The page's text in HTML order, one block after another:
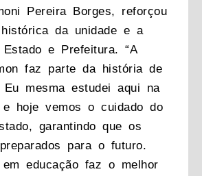
Pereira Borges, reforçou
da unidade e a
e Prefeitura. “A
faz parte da história de
Eu mesma estudei aqui na
hoje vemos o cuidado do
garantindo que os
para o futuro.
educação faz o melhor